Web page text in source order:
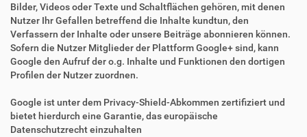
Bilder, Videos oder Texte und Schaltflächen gehören, mit denen
Nutzer Ihr Gefallen betreffend die Inhalte kundtun, den
Verfassern der Inhalte oder unsere Beiträge abonnieren können.
Sofern die Nutzer Mitglieder der Plattform Google+ sind, kann
Google den Aufruf der o.g. Inhalte und Funktionen den dortigen
Profilen der Nutzer zuordnen.
Google ist unter dem Privacy-Shield-Abkommen zertifiziert und
bietet hierdurch eine Garantie, das europäische
Datenschutzrecht einzuhalten